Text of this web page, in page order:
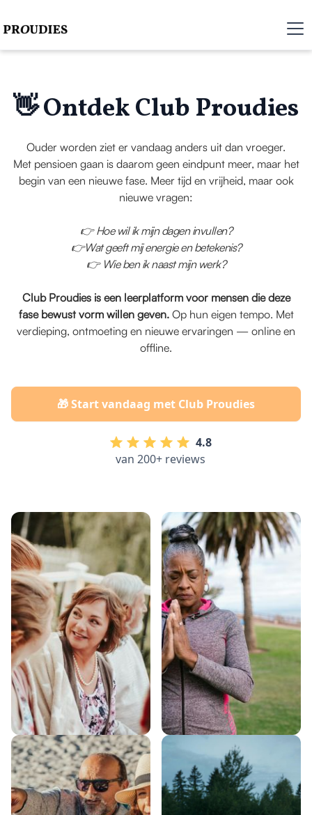
👋 Ontdek Club Proudies
Ouder worden ziet er vandaag anders uit dan vroeger.
Met pensioen gaan is daarom geen eindpunt meer, maar het
begin van een nieuwe fase. Meer tijd en vrijheid, maar ook
nieuwe vragen:
👉 Hoe wil ik mijn dagen invullen?
👉Wat geeft mij energie en betekenis?
👉 Wie ben ik naast mijn werk?
Club Proudies is een leerplatform voor mensen die deze
fase bewust vorm willen geven.Op hun eigen tempo. Met
verdieping, ontmoeting en nieuwe ervaringen — online en
offline.
🎁 Start vandaag met Club Proudies
4.8
van 200+ reviews